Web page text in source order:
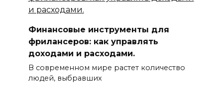
Финансовые инструменты для
фрилансеров: как управлять
доходами и расходами.
В современном мире растет количество
людей, выбравших